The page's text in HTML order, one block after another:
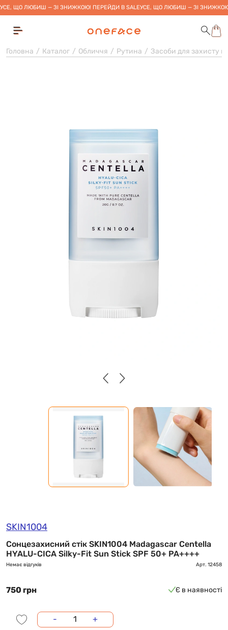
УСЕ, ЩО ЛЮБИШ — ЗІ ЗНИЖКОЮ! ПЕРЕЙДИ В SALEУСЕ, ЩО ЛЮБИШ — ЗІ
Головна Каталог Обличчя Рутина Засоби для захисту
SKIN1004
Сонцезахисний стік SKIN1004 Madagascar Centella
HYALU-CICA Silky-Fit Sun Stick SPF 50+ PA++++
Немає відгуків Арт. 12458
750 грн Є в наявності
- +